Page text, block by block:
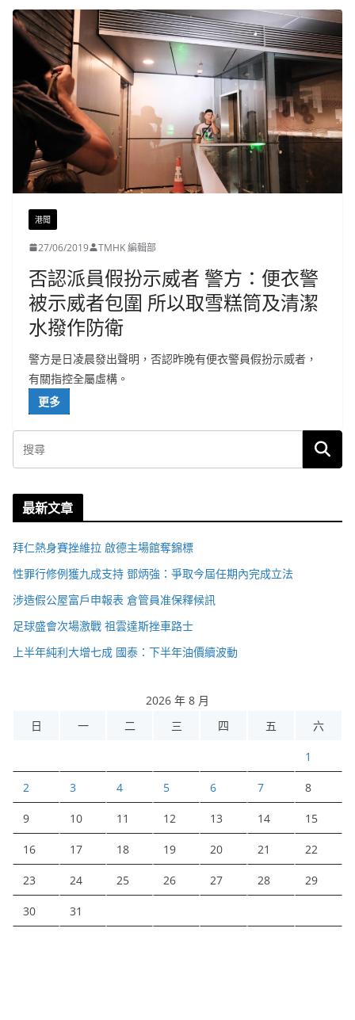
港聞
27/06/2019 TMHK 編輯部
否認派員假扮示威者 警方：便衣警
被示威者包圍 所以取雪糕筒及清潔
水撥作防衛
警方是日凌晨發出聲明，否認昨晚有便衣警員假扮示威者，
有關指控全屬虛構。
更多
最新文章
拜仁熱身賽挫維拉 啟德主場館奪錦標
性罪行修例獲九成支持 鄧炳強：爭取今屆任期內完成立法
涉造假公屋富戶申報表 倉管員准保釋候訊
足球盛會次場激戰 祖雲達斯挫車路士
上半年純利大增七成 國泰：下半年油價續波動
2026 年 8 月
日
一 二 三 四 五 六
1
2 3 4 5 6 7 8
9 10 11 12 13 14 15
16 17 18 19 20 21 22
23 24 25 26 27 28 29
30 31